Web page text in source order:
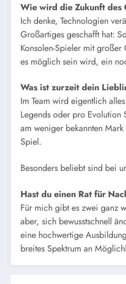
Wie wird die Zukunft des
Ich denke, Technologien
Großartiges geschafft hat:
Konsolen-Spieler mit
es möglich sein wird, ein
Was ist zurzeit dein
Im Team wird eigentlich
Legends oder pro
am weniger bekannten
Spiel.
Besonders beliebt sind bei
Hast du einen Rat für
Für mich gibt es zwei ganz
aber, sich bewusstschnell
eine hochwertige
breites Spektrum an